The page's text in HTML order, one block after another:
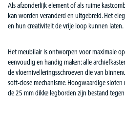
Als afzonderlijk element of als ruime
kan worden veranderd en uitgebreid. Het
en hun creativiteit de vrije loop kunnen laten.
Het meubilair is ontworpen voor maximale
eenvoudig en handig maken: alle
de vloernivelleringsschroeven die van
soft-close mechanisme. Hoogwaardige
de 25 mm dikke legborden zijn bestand